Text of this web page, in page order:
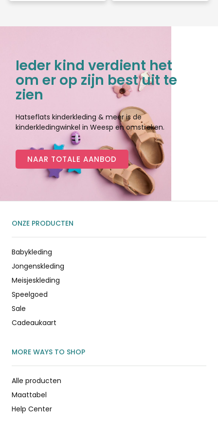
Ieder kind verdient het
om er op zijn best uit te
zien
Hatseflats kinderkleding & meer is de
kinderkledingwinkel in Weesp en omstreken.
NAAR TOTALE AANBOD
ONZE PRODUCTEN
Babykleding
Jongenskleding
Meisjeskleding
Speelgoed
Sale
Cadeaukaart
MORE WAYS TO SHOP
Alle producten
Maattabel
Help Center